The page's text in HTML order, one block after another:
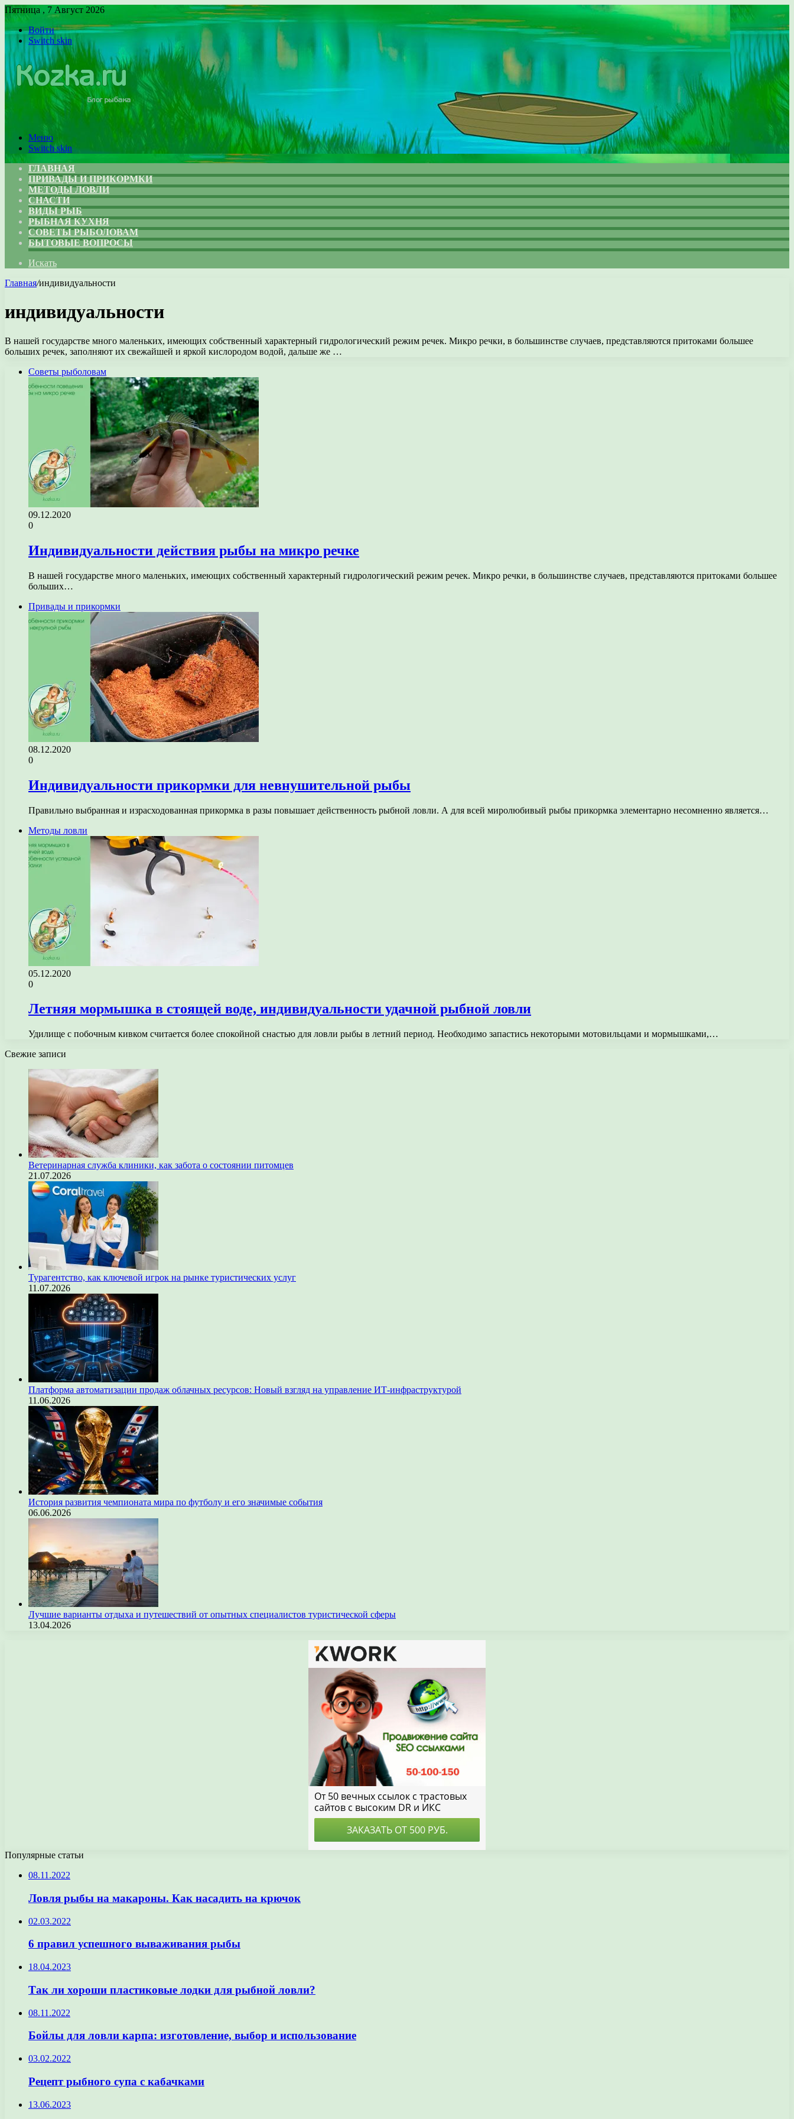
Пятница , 7 Август 2026
Войти
Switch skin
Меню
Switch skin
ГЛАВНАЯ
ПРИВАДЫ И ПРИКОРМКИ
МЕТОДЫ ЛОВЛИ
СНАСТИ
ВИДЫ РЫБ
РЫБНАЯ КУХНЯ
СОВЕТЫ РЫБОЛОВАМ
БЫТОВЫЕ ВОПРОСЫ
Искать
Главная/индивидуальности
индивидуальности
В нашей государстве много маленьких, имеющих собственный характерный гидрологический режим речек. Микро речки, в большинстве случаев, представляются притоками большее
больших речек, заполняют их свежайшей и яркой кислородом водой, дальше же …
Советы рыболовам
09.12.2020
0
Индивидуальности действия рыбы на микро речке
В нашей государстве много маленьких, имеющих собственный характерный гидрологический режим речек. Микро речки, в большинстве случаев, представляются притоками большее
больших…
Привады и прикормки
08.12.2020
0
Индивидуальности прикормки для невнушительной рыбы
Правильно выбранная и израсходованная прикормка в разы повышает действенность рыбной ловли. А для всей миролюбивый рыбы прикормка элементарно несомненно является…
Методы ловли
05.12.2020
0
Летняя мормышка в стоящей воде, индивидуальности удачной рыбной ловли
Удилище с побочным кивком считается более спокойной снастью для ловли рыбы в летний период. Необходимо запастись некоторыми мотовильцами и мормышками,…
Свежие записи
Ветеринарная служба клиники, как забота о состоянии питомцев
21.07.2026
Турагентство, как ключевой игрок на рынке туристических услуг
11.07.2026
Платформа автоматизации продаж облачных ресурсов: Новый взгляд на управление ИТ-инфраструктурой
11.06.2026
История развития чемпионата мира по футболу и его значимые события
06.06.2026
Лучшие варианты отдыха и путешествий от опытных специалистов туристической сферы
13.04.2026
Популярные статьи
08.11.2022
Ловля рыбы на макароны. Как насадить на крючок
02.03.2022
6 правил успешного вываживания рыбы
18.04.2023
Так ли хороши пластиковые лодки для рыбной ловли?
08.11.2022
Бойлы для ловли карпа: изготовление, выбор и использование
03.02.2022
Рецепт рыбного супа с кабачками
13.06.2023